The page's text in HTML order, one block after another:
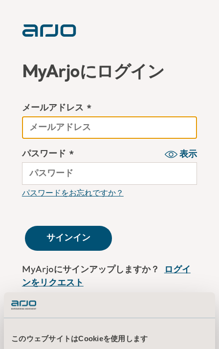
このウェブサイトはCookieを使用します
MyArjoにログイン
メールアドレス *
パスワード * 表示
パスワードをお忘れですか？
サインイン
MyArjoにサインアップしますか？
ログイ
ンをリクエスト
Arjoの従業員ですか？